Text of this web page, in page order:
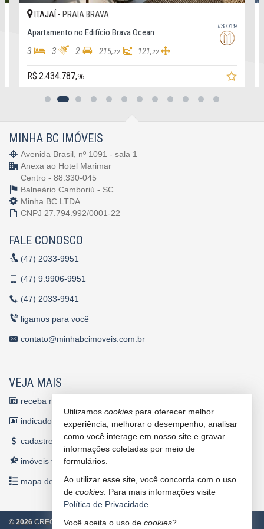
Endereço:
Av Carlos Drummond de Andrade, nº 63
Praia Brava
ver mapa abaixo
#3.019
ITAJAÍ - PRAIA BRAVA
Apartamento no Edifício Brava Ocean
3 3 2 215,22 121,22
R$ 2.434.787,96
MINHA BC IMÓVEIS
Avenida Brasil, nº 1091 - sala 1
Anexa ao Hotel Marimar
Centro - 88.330-045
Balneário Camboriú - SC
Minha BC LTDA
CNPJ 27.794.992/0001-22
FALE CONOSCO
(47) 2033-9951
(47) 9.9906-9951
(47) 2033-9941
ligamos para você
contato@minhabcimoveis.com.br
VEJA MAIS
receba nosso newsletter
indicadores financeiros
cadastre seu imóvel
imóveis favoritos
mapa de imóveis
© 2026 CRECI/SC 4860 J Política de Privacidade
Utilizamos cookies para oferecer melhor
experiência, melhorar o desempenho, analisar
como você interage em nosso site e gravar
informações coletadas por meio de
formulários.
Ao utilizar esse site, você concorda com o uso
de cookies . Para mais informações visite
Política de Privacidade
Você aceita o uso de cookies?